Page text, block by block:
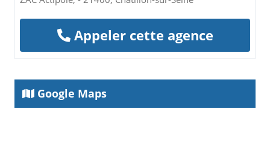
Appeler cette agence
Google Maps